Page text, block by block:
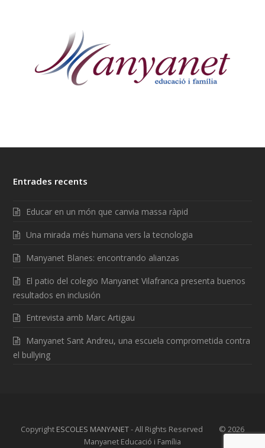
Entrades recents
Educar en un món que canvia massa ràpid
Una mirada més humana vers la tecnologia
Manyanet Blanes: encontrando alianzas
El patio del colegio Manyanet Vilafranca presenta buenos
resultados en inclusión
Entrevista amb Marc Artigau
Manyanet Sant Andreu, una escuela comprometida contra
el bullying
Copyright ESCOLES MANYANET- All Rights Reserved © 2026
Manyanet Educació i Família